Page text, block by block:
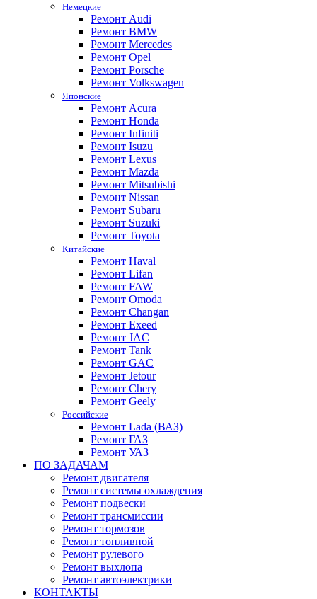
Немецкие
Ремонт Audi
Ремонт BMW
Ремонт Mercedes
Ремонт Opel
Ремонт Porsche
Ремонт Volkswagen
Японские
Ремонт Acura
Ремонт Honda
Ремонт Infiniti
Ремонт Isuzu
Ремонт Lexus
Ремонт Mazda
Ремонт Mitsubishi
Ремонт Nissan
Ремонт Subaru
Ремонт Suzuki
Ремонт Toyota
Китайские
Ремонт Haval
Ремонт Lifan
Ремонт FAW
Ремонт Omoda
Ремонт Changan
Ремонт Exeed
Ремонт JAC
Ремонт Tank
Ремонт GAC
Ремонт Jetour
Ремонт Chery
Ремонт Geely
Российские
Ремонт Lada (ВАЗ)
Ремонт ГАЗ
Ремонт УАЗ
ПО ЗАДАЧАМ
Ремонт двигателя
Ремонт системы охлаждения
Ремонт подвески
Ремонт трансмиссии
Ремонт тормозов
Ремонт топливной
Ремонт рулевого
Ремонт выхлопа
Ремонт автоэлектрики
КОНТАКТЫ